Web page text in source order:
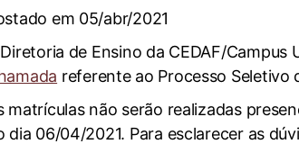
em 05/abr/2021
de Ensino da CEDAF/
referente ao Processo Seletivo
matrículas não serão realizadas
dia 06/04/2021. Para esclarecer as